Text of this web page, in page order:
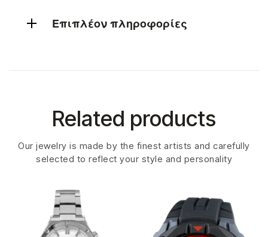
Επιπλέον πληροφορίες
Related products
Our jewelry is made by the finest artists and carefully
selected to reflect your style and personality